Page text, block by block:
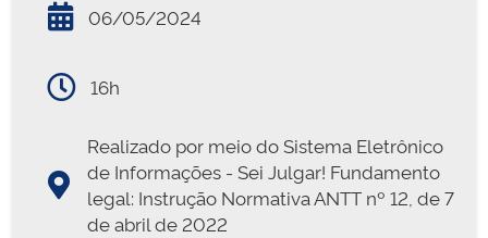
06/05/2024
16h
Realizado por meio do Sistema Eletrônico
de Informações - Sei Julgar! Fundamento
legal: Instrução Normativa ANTT nº 12, de 7
de abril de 2022